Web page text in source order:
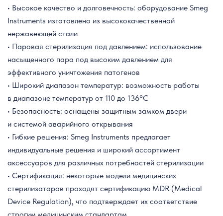
• Высокое качество и долговечность: оборудование Smeg
Instruments изготовлено из высококачественной
нержавеющей стали
• Паровая стерилизация под давлением: использование
насыщенного пара под высоким давлением для
эффективного уничтожения патогенов
• Широкий диапазон температур: возможность работы
в диапазоне температур от 110 до 136°C
• Безопасность: оснащены защитным замком двери
и системой аварийного открывания
• Гибкие решения: Smeg Instruments предлагает
индивидуальные решения и широкий ассортимент
аксессуаров для различных потребностей стерилизации
• Сертификация: некоторые модели медицинских
стерилизаторов проходят сертификацию MDR (Medical
Device Regulation), что подтверждает их соответствие